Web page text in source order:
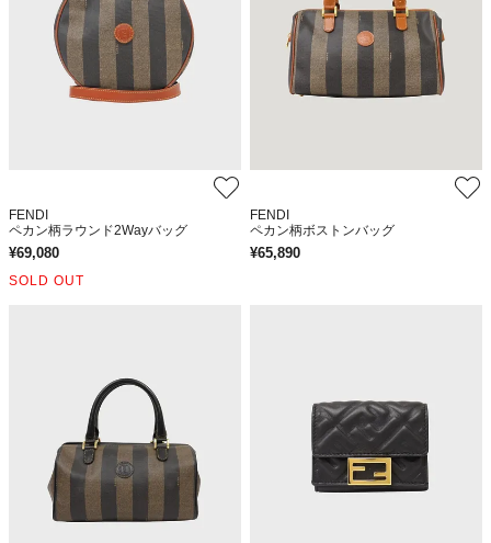
FENDI
ペカン柄ラウンド2Wayバッグ
¥69,080
SOLD OUT
FENDI
ペカン柄ボストンバッグ
¥65,890